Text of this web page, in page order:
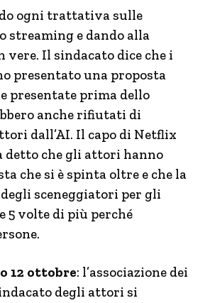
ogni trattativa sulle
streaming e dando alla
vere. Il sindacato dice che i
presentato una proposta
presentate prima dello
anche rifiutati di
dall’AI. Il capo di Netflix
detto che gli attori hanno
che si è spinta oltre e che la
sceneggiatori per gli
5 volte di più perché
12 ottobre: l’associazione dei
degli attori si